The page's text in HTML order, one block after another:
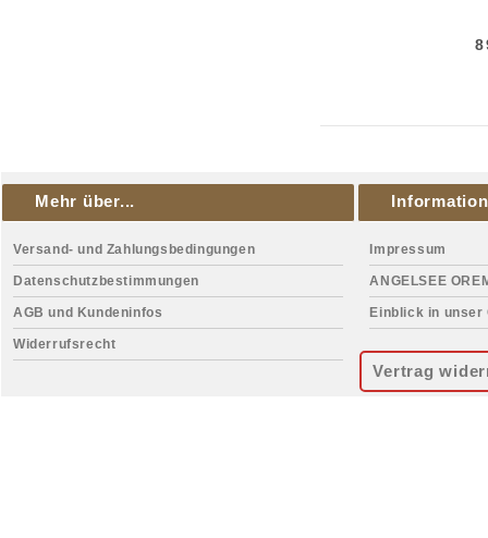
Mehr über...
Versand- und Zahlungsbedingungen
Datenschutzbestimmungen
AGB und Kundeninfos
Widerrufsrecht
Impressum
ANGELSEE
Einblick in unser
Vertrag